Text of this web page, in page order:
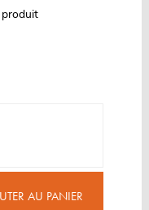
produit
AU PANIER